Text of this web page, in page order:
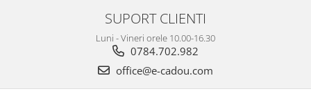
SUPORT CLIENTI
Luni - Vineri orele 10.00-16.30
0784.702.982
office@e-cadou.com